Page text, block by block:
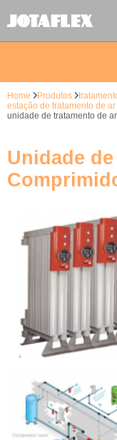
Home Produtos
estação de tratamento de
unidade de tratamento de
Unidade